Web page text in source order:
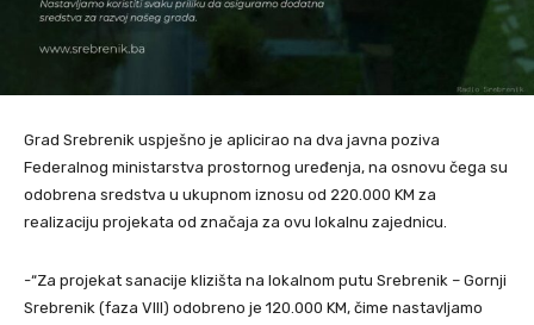
Grad Srebrenik uspješno je aplicirao na dva javna poziva
Federalnog ministarstva prostornog uređenja, na osnovu čega su
odobrena sredstva u ukupnom iznosu od 220.000 KM za
realizaciju projekata od značaja za ovu lokalnu zajednicu.
-“Za projekat sanacije klizišta na lokalnom putu Srebrenik – Gornji
Srebrenik (faza VIII) odobreno je 120.000 KM, čime nastavljamo